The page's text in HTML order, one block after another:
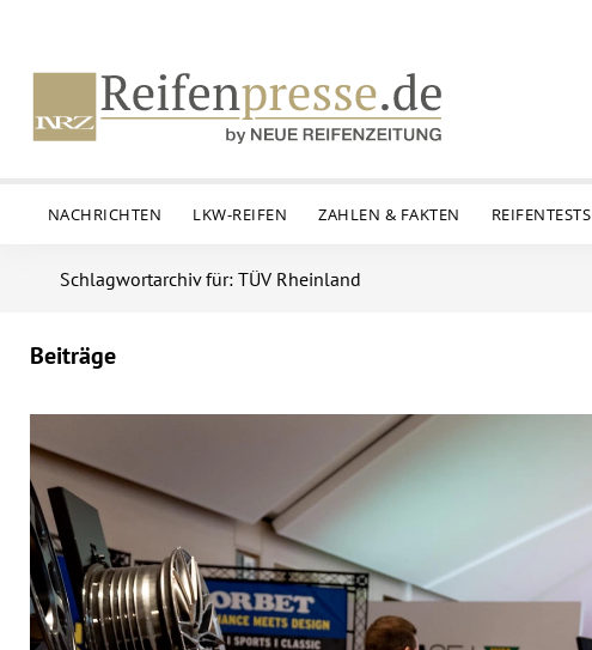
NACHRICHTEN LKW-REIFEN ZAHLEN & FAKTEN REIFENTESTS
Schlagwortarchiv für: TÜV Rheinland
Beiträge